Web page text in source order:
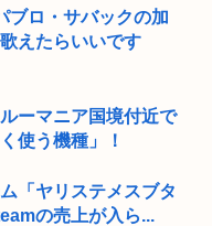
ブロ・サバックの加
えたらいいです
ーマニア国境付近で
使う機種」！
「ヤリステメスブタ
の売上が入ら...